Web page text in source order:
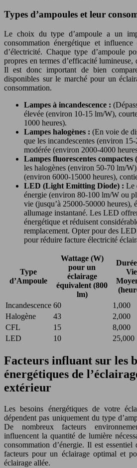
Types d’ampoules et leur
Le choix du type d’ampoule a un
consommation énergétique et
d’électricité. Chaque type d’ampoule
propres en termes d’efficacité
Il est donc important de bien
disponibles sur le marché pour un
consommation.
Lampes à incandescence :
élevée (environ 10-15 lm/W),
1000 heures).
Lampes halogènes : (En voie de
que les incandescentes (environ
modérée (environ 2000-4000
Lampes fluorescentes compactes
les halogènes (environ 50-70 lm/
(environ 6000-15000 heures),
LED (Light Emitting Diode) : Le
énergie (environ 80-100 lm/W ou
vie (jusqu’à 25000-50000 heures),
allumage instantané. Les LED
énergétique et réduisent
remplacement. Opter pour des
pour réduire facture électricité
Type
d’Ampoule
Wattage (W)
pour un
éclairage
équivalent (800
lm)
Vie
Incandescence 60 1,000
Halogène
43 2,000
CFL
15 8,000
LED
10 25,000
Facteurs influant sur les
énergétiques de
extérieur
Les besoins énergétiques de votre
dépendent pas uniquement du type
De nombreux facteurs
influencent la quantité de lumière
consommation d’énergie. Il est
facteurs pour un éclairage optimal et
éclairage allée.